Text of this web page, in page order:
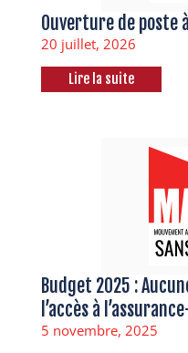
Ouverture de poste
20 juillet, 2026
Lire la suite
Budget 2025 :
l’accès à
5 novembre, 2025